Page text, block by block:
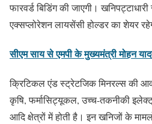
फारवर्ड बिडिंग की जाएगी।
एक्सप्लोरेशन लायसेंसी होल्डर का शेयर
सीएम साय से एमपी के मुख्यमंत्री मोहन
क्रिटिकल एंड स्ट्रेटजिक मिनरल्स की
कृषि, फर्मासिट्यूकल, उच्च-तकनीकी
आदि क्षेत्रों में होती है। इन खनिजों के